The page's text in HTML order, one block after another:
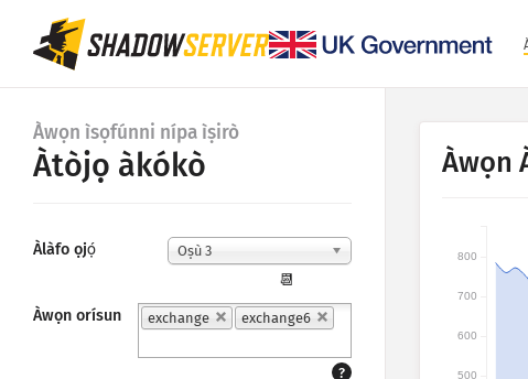
Àwọn ìsọfúnni nípa ìṣirò
Àtòjọ àkókò
Àlàfo ọjọ́ Oṣù 3
📆
Àwọn orísun
exchange exchange6
?
Àwọn
500
600
700
800